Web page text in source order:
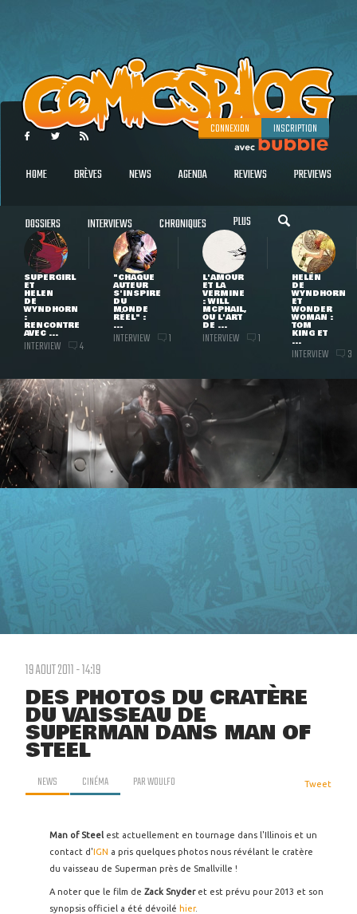
CONNEXION INSCRIPTION
HOME BRÈVES NEWS AGENDA REVIEWS PREVIEWS
DOSSIERS INTERVIEWS CHRONIQUES PLUS
SUPERGIRL
ET
HELEN
DE
WYNDHORN
:
RENCONTRE
AVEC ...
INTERVIEW 4
"CHAQUE
AUTEUR
S'INSPIRE
DU
MONDE
RÉEL" :
...
INTERVIEW 1
L'AMOUR
ET LA
VERMINE
: WILL
MCPHAIL,
OU L'ART
DE ...
INTERVIEW 1
HELEN
DE
WYNDHORN
ET
WONDER
WOMAN :
TOM
KING ET
...
INTERVIEW 3
19 AOUT 2011 - 14:19
DES PHOTOS DU CRATÈRE
DU VAISSEAU DE
SUPERMAN DANS MAN OF
STEEL
NEWS CINÉMA PARWOULFO Tweet
Man of Steel est actuellement en tournage dans l'Illinois et un
contact d'IGN a pris quelques photos nous révélant le cratère
du vaisseau de Superman près de Smallville !
A noter que le film de Zack Snyderet est prévu pour 2013 et son
synopsis officiel a été dévoilé hier.